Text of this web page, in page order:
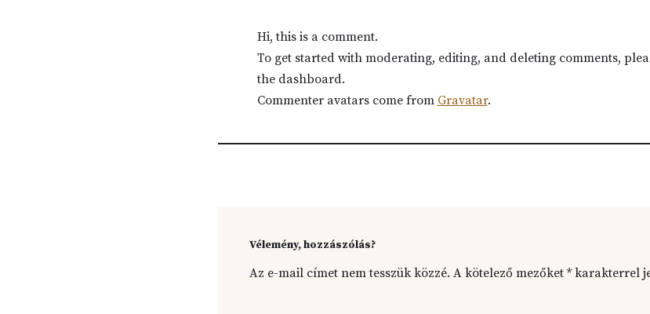
Hi, this is a comment.
To get started with moderating, editing, and deleting comments,
the dashboard.
Commenter avatars come from Gravatar.
Vélemény, hozzászólás?
Az e-mail címet nem tesszük közzé. A kötelező mezőket *karakterrel